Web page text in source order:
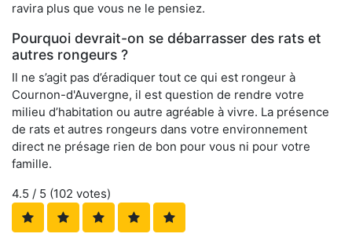
ravira plus que vous ne le pensiez.
Pourquoi devrait-on se débarrasser des rats et
autres rongeurs ?
Il ne s’agit pas d’éradiquer tout ce qui est rongeur à
Cournon-d'Auvergne, il est question de rendre votre
milieu d’habitation ou autre agréable à vivre. La présence
de rats et autres rongeurs dans votre environnement
direct ne présage rien de bon pour vous ni pour votre
famille.
4.5 / 5 (102 votes)